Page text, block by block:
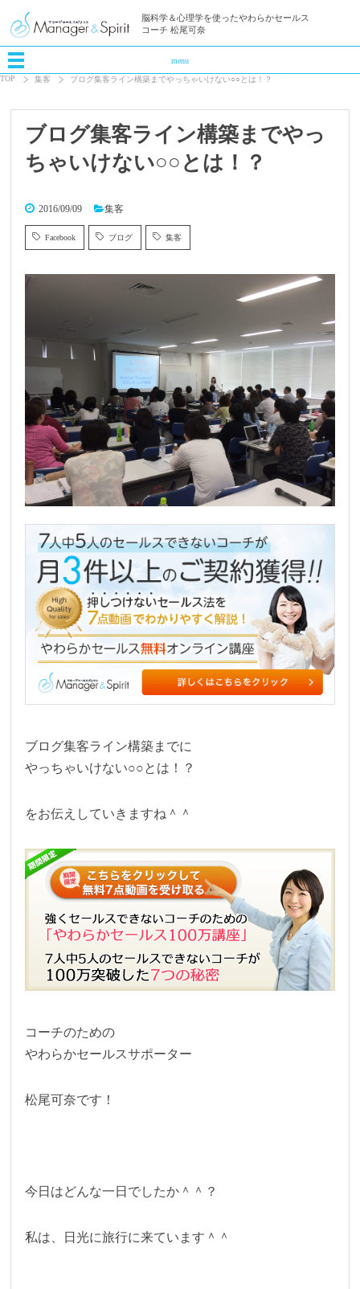
脳科学＆心理学を使ったやわらかセールス
コーチ 松尾可奈
menu
TOP
集客 ブログ集客ライン構築までやっちゃいけない○○とは！？
ブログ集客ライン構築までやっ
ちゃいけない○○とは！？
2016/09/09 集客
Facebook ブログ 集客
ブログ集客ライン構築までに
やっちゃいけない○○とは！？
をお伝えしていきますね＾＾
コーチのための
やわらかセールスサポーター
松尾可奈です！
今日はどんな一日でしたか＾＾？
私は、日光に旅行に来ています＾＾